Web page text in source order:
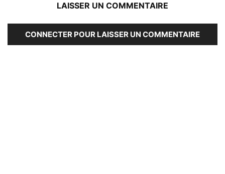
LAISSER UN COMMENTAIRE
CONNECTER POUR LAISSER UN COMMENTAIRE